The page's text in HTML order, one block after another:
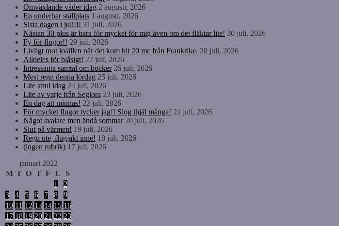
Omväxlande väder idag 2 augusti, 2026
En underbar ställplats 1 augusti, 2026
Sista dagen i juli!!! 31 juli, 2026
Nästan 30 plus är bara för mycket för mig även om det fläktar lite! 30 juli, 2026
Fy för flugor!! 29 juli, 2026
Livligt mot kvällen när det kom hit 20 mc från Frankrike. 28 juli, 2026
Alldeles för blåsigt! 27 juli, 2026
Intressanta samtal om böcker 26 juli, 2026
Mest regn denna lördag 25 juli, 2026
Lite strul idag 24 juli, 2026
Lite av varje från Seglora 23 juli, 2026
En dag att minnas! 22 juli, 2026
För mycket flugor tycker jag!! Slog ihjäl många! 21 juli, 2026
Något svalare men ändå sommar 20 juli, 2026
Slut på värmen! 19 juli, 2026
Regn ute, flugjakt inne! 18 juli, 2026
(ingen rubrik) 17 juli, 2026
januari 2022
M T O T F L
S
1
2
3
4 5 6 7 8
9
10 11 12 13 14 15 16
17 18 19 20 21 22 23